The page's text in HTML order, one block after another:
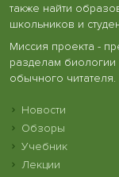
также найти
школьников и
Миссия проекта -
разделам
обычного читателя.
Новости
Обзоры
Учебник
Лекции